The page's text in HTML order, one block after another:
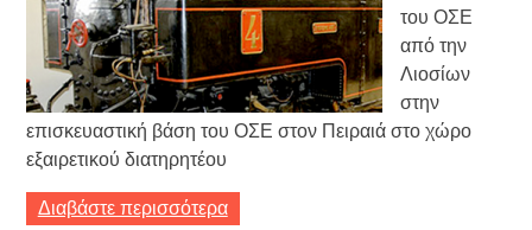
του ΟΣΕ
από την
Λιοσίων
στην
επισκευαστική βάση του ΟΣΕ στον Πειραιά στο χώρο
εξαιρετικού διατηρητέου
Διαβάστε περισσότερα